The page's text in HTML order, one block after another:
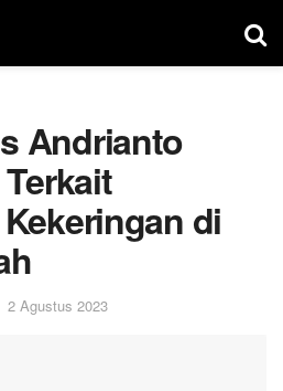
Andrianto
di
2 Agustus 2023